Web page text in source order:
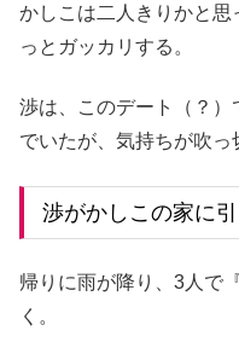
かしこは二人きりかと思
っとガッカリする。
渉は、このデート（？
でいたが、気持ちが吹っ
渉がかしこの家に
帰りに雨が降り、3人で
く。